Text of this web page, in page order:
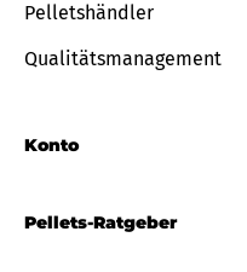
Pellets-Ratgeber
Pelletshändler
Qualitätsmanagement
Konto